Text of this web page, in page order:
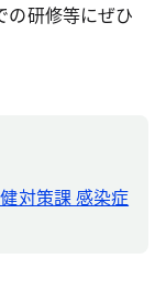
の研修等にぜひ
対策課 感染症